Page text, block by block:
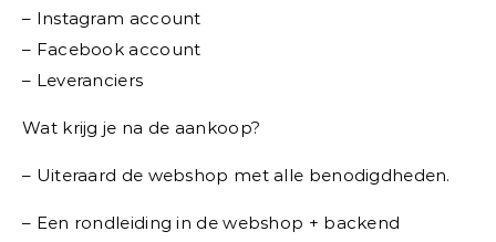
– Instagram account
– Facebook account
– Leveranciers
Wat krijg je na de aankoop?
– Uiteraard de webshop met alle benodigdheden.
– Een rondleiding in de webshop + backend